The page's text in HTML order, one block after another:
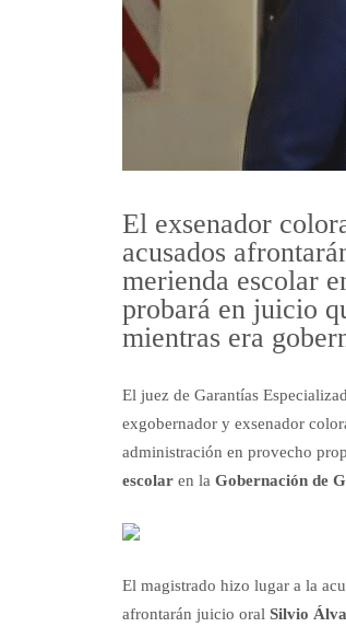
El exsenador
acusados
merienda escolar
probará en juicio
mientras era
El juez de Garantías
exgobernador y exsenador
administración en provecho
escolar en la Gobernación de
El magistrado hizo lugar a la
afrontarán juicio oral Silvio